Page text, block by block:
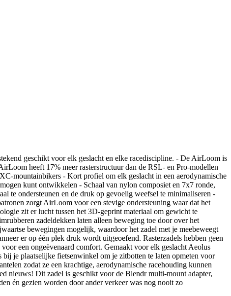
geschikt voor elk geslacht en elke racediscipline. - De AirLoom is
heeft 17% meer rasterstructuur dan de RSL- en Pro-modellen
mountainbikers - Kort profiel om elk geslacht in een aerodynamische
kunt ontwikkelen - Schaal van nylon composiet en 7x7 ronde,
te ondersteunen en de druk op gevoelig weefsel te minimaliseren -
zorgt AirLoom voor een stevige ondersteuning waar dat het
zit er lucht tussen het 3D-geprint materiaal om gewicht te
zadeldekken laten alleen beweging toe door over het
bewegingen mogelijk, waardoor het zadel met je meebeweegt
er op één plek druk wordt uitgeoefend. Rasterzadels hebben geen
een ongeëvenaard comfort. Gemaakt voor elk geslacht Aeolus
je plaatselijke fietsenwinkel om je zitbotten te laten opmeten voor
zodat ze een krachtige, aerodynamische racehouding kunnen
nieuws! Dit zadel is geschikt voor de Blendr multi-mount adapter,
én gezien worden door ander verkeer was nog nooit zo